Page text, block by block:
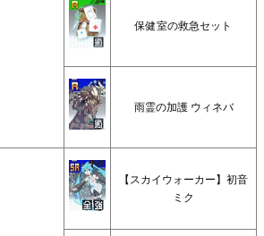
保健室の救急セット
雨霊の加護 ウィネバ
【スカイウォーカー】初音
ミク